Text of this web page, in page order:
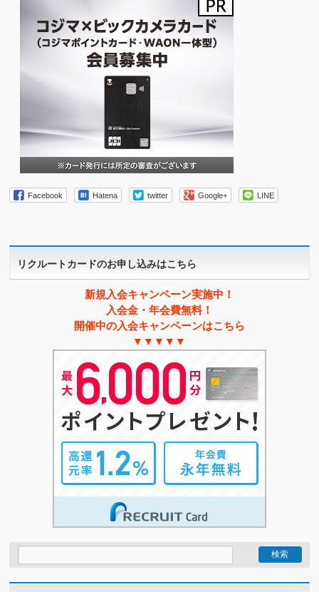
Facebook Hatena twitter Google+ LINE
リクルートカードのお申し込みはこちら
新規入会キャンペーン実施中！
入会金・年会費無料！
開催中の入会キャンペーンはこちら
▼▼▼▼▼